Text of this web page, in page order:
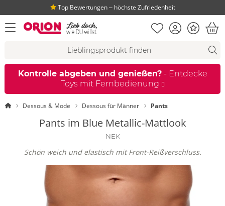
Top Bewertungen ‒ höchste Zufriedenheit
Menü öffnen Merkliste
KontoBonus
Kontrolle abgeben und genießen?- Entdecke
Toys mit Fernbedienung
StartseiteDessous & Mode Dessous für Männer Pants
Pants im Blue Metallic-Mattlook
NEK
Schön weich und elastisch mit Front-Reißverschluss.